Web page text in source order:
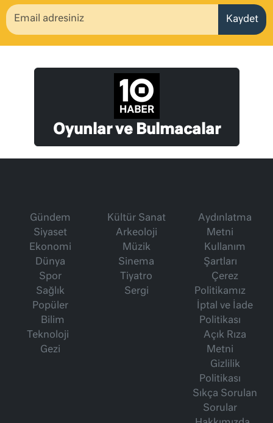
Kaydet
Oyunlar ve Bulmacalar
Gündem
Siyaset
Ekonomi
Dünya
Spor
Sağlık
Popüler
Bilim
Teknoloji
Gezi
Kültür Sanat
Arkeoloji
Müzik
Sinema
Tiyatro
Sergi
Aydınlatma
Metni
Kullanım
Şartları
Çerez
Politikamız
İptal ve İade
Politikası
Açık Rıza
Metni
Gizlilik
Politikası
Sıkça Sorulan
Sorular